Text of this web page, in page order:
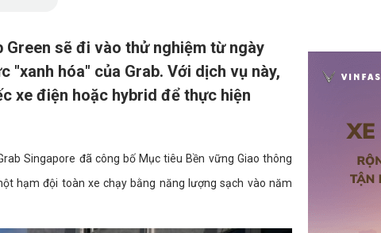
sẽ đi vào thử nghiệm từ ngày
"xanh hóa" của Grab. Với dịch vụ này,
xe điện hoặc hybrid để thực hiện
Singapore đã công bố Mục tiêu Bền vững Giao thông
hạm đội toàn xe chạy bằng năng lượng sạch vào năm